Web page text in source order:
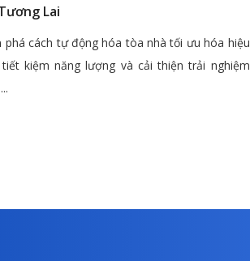
Lai
phá cách tự động hóa tòa nhà tối ưu hóa hiệu
kiệm năng lượng và cải thiện trải nghiệm